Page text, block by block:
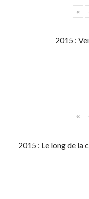
«
2015 :
«
2015 : Le long de la